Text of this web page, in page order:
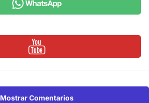
Mostrar Comentarios